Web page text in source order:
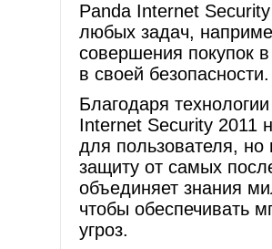
Panda Internet
любых задач,
совершения покупок
в своей безопасности.
Благодаря
Internet Security 2011
для пользователя, но
защиту от самых
объединяет знания
чтобы обеспечивать
угроз.